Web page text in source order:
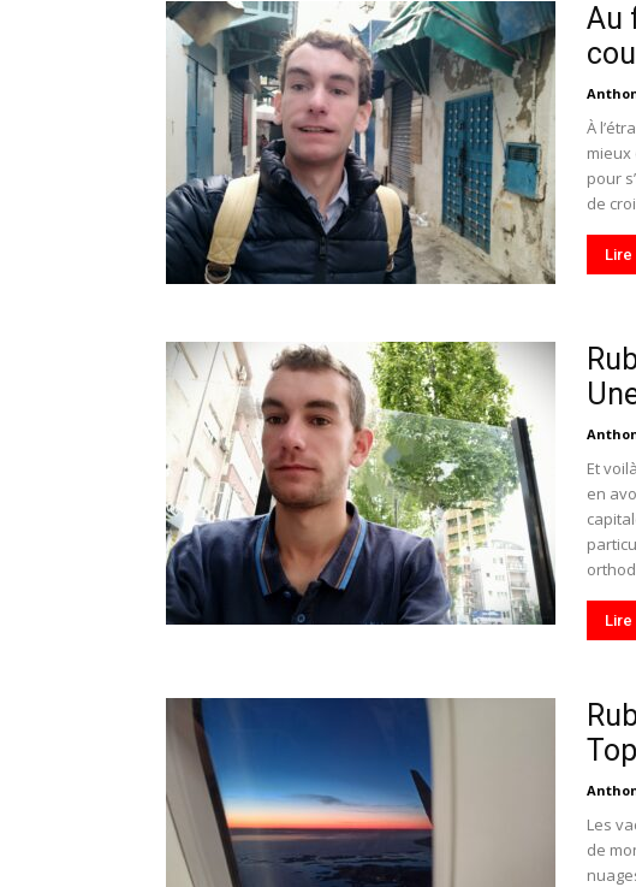
Au
À
pour
de
Lire
Et
en
Lire
Les
de